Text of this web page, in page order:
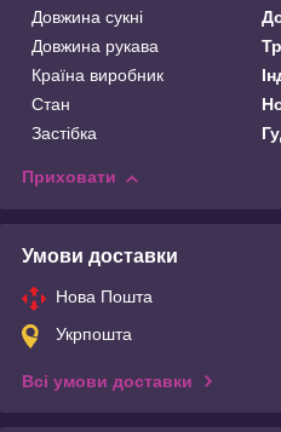
Довжина сукні
Довжина рукава
Країна виробник
Стан
Застібка
Приховати
Умови доставки
Нова Пошта
Укрпошта
Всі умови доставки